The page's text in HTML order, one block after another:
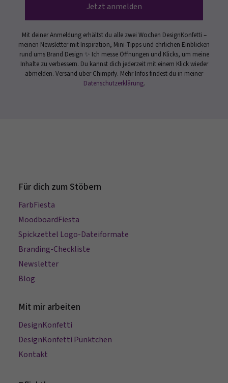
Jetzt anmelden
Mit deiner Anmeldung erhältst du alle zwei Wochen DesignKonfetti –
meinen Newsletter mit Inspiration, Mini-Tipps und ehrlichen Einblicken
rund ums Brand Design ✨ Ich messe Öffnungen und Klicks, um meine
Inhalte zu verbessern. Du kannst dich jederzeit mit einem Klick wieder
abmelden. Versand über Chimpify. Mehr Infos findest du in meiner
Datenschutzerklärung.
Für dich zum Stöbern
FarbFiesta
MoodboardFiesta
Spickzettel Logo-Dateiformate
Branding-Checkliste
Newsletter
Blog
Mit mir arbeiten
DesignKonfetti
DesignKonfetti Pünktchen
Kontakt